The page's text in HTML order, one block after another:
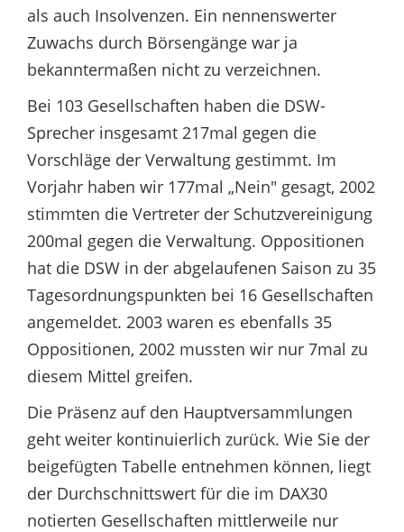
als auch Insolvenzen. Ein nennenswerter
Zuwachs durch Börsengänge war ja
bekanntermaßen nicht zu verzeichnen.
Bei 103 Gesellschaften haben die DSW-
Sprecher insgesamt 217mal gegen die
Vorschläge der Verwaltung gestimmt. Im
Vorjahr haben wir 177mal „Nein" gesagt, 2002
stimmten die Vertreter der Schutzvereinigung
200mal gegen die Verwaltung. Oppositionen
hat die DSW in der abgelaufenen Saison zu 35
Tagesordnungspunkten bei 16 Gesellschaften
angemeldet. 2003 waren es ebenfalls 35
Oppositionen, 2002 mussten wir nur 7mal zu
diesem Mittel greifen.
Die Präsenz auf den Hauptversammlungen
geht weiter kontinuierlich zurück. Wie Sie der
beigefügten Tabelle entnehmen können, liegt
der Durchschnittswert für die im DAX30
notierten Gesellschaften mittlerweile nur